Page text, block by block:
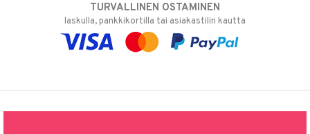
TURVALLINEN OSTAMINEN
laskulla, pankkikortilla tai asiakastilin kautta